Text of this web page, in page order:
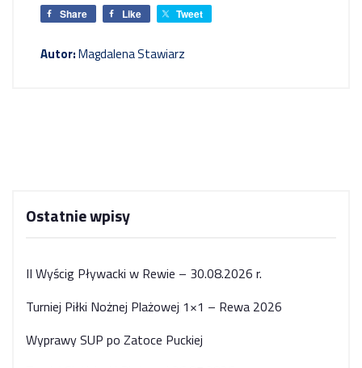
Share Like Tweet
Autor:Magdalena Stawiarz
Ostatnie wpisy
II Wyścig Pływacki w Rewie – 30.08.2026 r.
Turniej Piłki Nożnej Plażowej 1×1 – Rewa 2026
Wyprawy SUP po Zatoce Puckiej